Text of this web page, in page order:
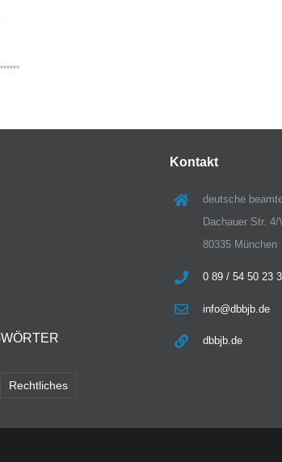
Rechtliches
Kontakt
deutsche
Dachauer Str. 4/
80335 München
0 89 / 54 50 23
info@dbbjb.de
dbbjb.de